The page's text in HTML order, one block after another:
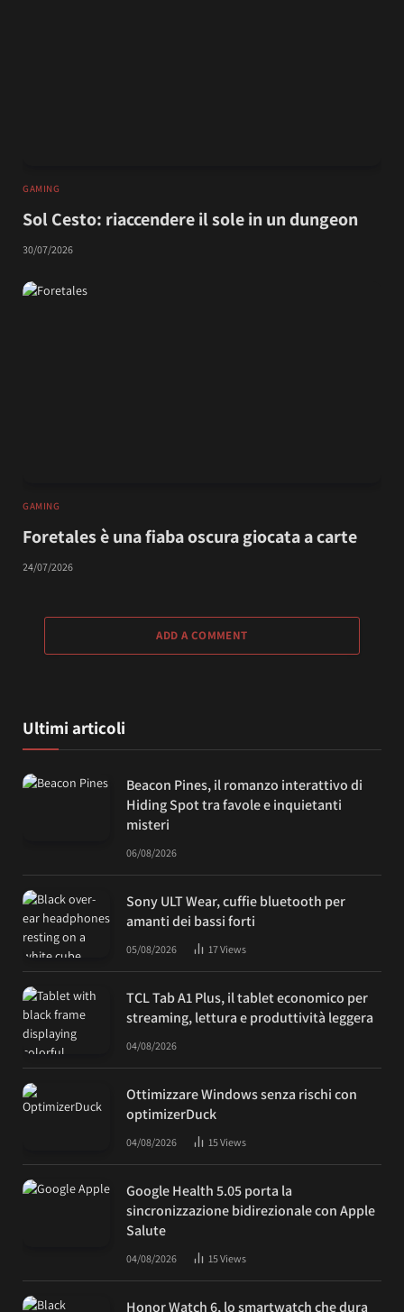
GAMING
Sol Cesto: riaccendere il sole in un dungeon
30/07/2026
GAMING
Foretales è una fiaba oscura giocata a carte
24/07/2026
ADD A COMMENT
Ultimi articoli
Beacon Pines, il romanzo interattivo di
Hiding Spot tra favole e inquietanti
misteri
06/08/2026
Sony ULT Wear, cuffie bluetooth per
amanti dei bassi forti
05/08/2026 17Views
TCL Tab A1 Plus, il tablet economico per
streaming, lettura e produttività leggera
04/08/2026
Ottimizzare Windows senza rischi con
optimizerDuck
04/08/2026 15Views
Google Health 5.05 porta la
sincronizzazione bidirezionale con Apple
Salute
04/08/2026 15Views
Honor Watch 6, lo smartwatch che dura